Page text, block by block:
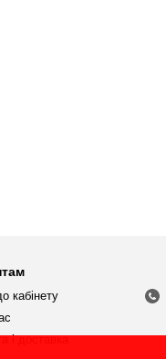
кабінету
і доставка